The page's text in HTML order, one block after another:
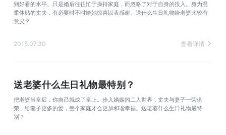
到好看的水平。只是婚后往往忙于操持家庭，而忽略了对于自身的投入。身为温
柔体贴的丈夫，有必要时不时给她惊喜以表感谢。送什么生日礼物给老婆比较有
意义？
2015.07.30 查看详情
送老婆什么生日礼物最特别？
把老婆当皇后，你自己就成了皇上。步入婚姻的二人世界，丈夫与妻子一荣俱
荣，给妻子更多的爱，整个家庭才会更加和谐幸福。送老婆什么生日礼物最特
别？